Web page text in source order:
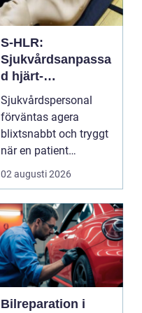
S-HLR:
Sjukvårdsanpassa
d hjärt-
lungräddning som
räddar liv
Sjukvårdspersonal
förväntas agera
blixtsnabbt och tryggt
när en patient
drabbas...
02 augusti 2026
Bilreparation i